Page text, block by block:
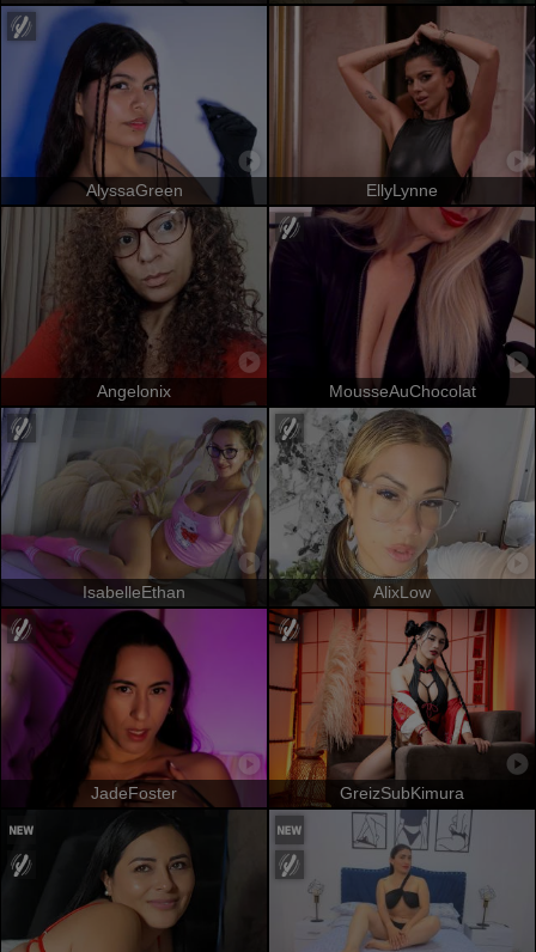
AlyssaGreen EllyLynne
Angelonix MousseAuChocolat
IsabelleEthan AlixLow
JadeFoster GreizSubKimura